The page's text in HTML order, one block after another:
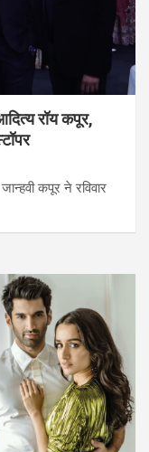
रॉय कपूर,
कपूर ने रविवार